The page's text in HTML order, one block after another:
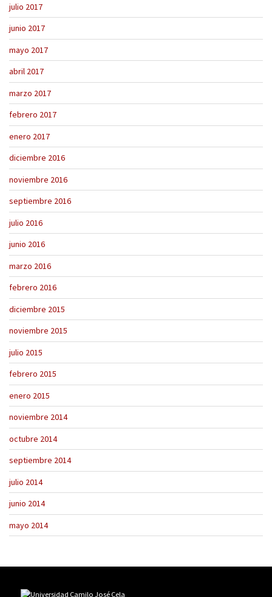
julio 2017
junio 2017
mayo 2017
abril 2017
marzo 2017
febrero 2017
enero 2017
diciembre 2016
noviembre 2016
septiembre 2016
julio 2016
junio 2016
marzo 2016
febrero 2016
diciembre 2015
noviembre 2015
julio 2015
febrero 2015
enero 2015
noviembre 2014
octubre 2014
septiembre 2014
julio 2014
junio 2014
mayo 2014